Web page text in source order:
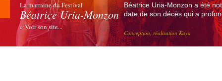
La marraine du Festival
Béatrice Uria-Monzon
» Voir son site...
Béatrice Uria-Monzon a été
date de son décès qui a
Conception, réalisation Kaya